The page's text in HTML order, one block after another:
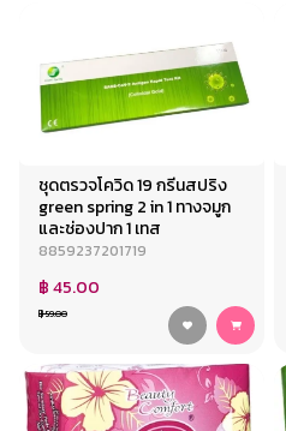
ชุดตรวจโควิด 19 กรีนสปริง
green spring 2 in 1 ทางจมูก
และช่องปาก 1 เทส
8859237201719
฿ 45.00
฿ 59.00